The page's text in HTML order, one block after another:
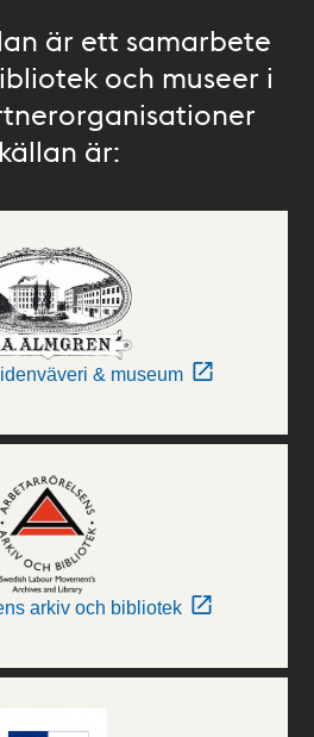
är ett samarbete
och museer i
är:
& museum
arkiv och bibliotek